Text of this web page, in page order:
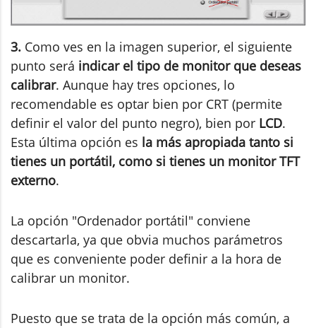
3. Como ves en la imagen superior, el siguiente
punto será indicar el tipo de monitor que deseas
calibrar. Aunque hay tres opciones, lo
recomendable es optar bien por CRT (permite
definir el valor del punto negro), bien por LCD.
Esta última opción es la más apropiada tanto si
tienes un portátil, como si tienes un monitor TFT
externo.
La opción "Ordenador portátil" conviene
descartarla, ya que obvia muchos parámetros
que es conveniente poder definir a la hora de
calibrar un monitor.
Puesto que se trata de la opción más común, a